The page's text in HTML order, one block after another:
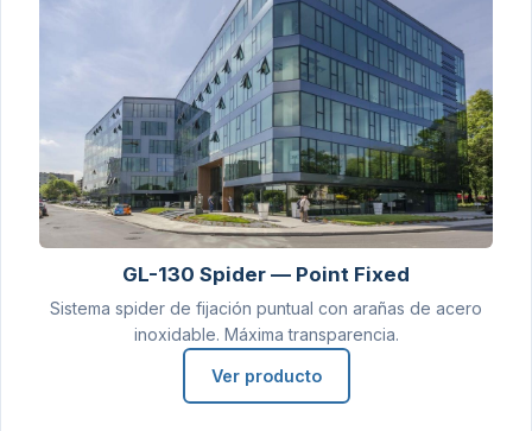
GL-130 Spider — Point Fixed
Sistema spider de fijación puntual con arañas de acero
inoxidable. Máxima transparencia.
Ver producto